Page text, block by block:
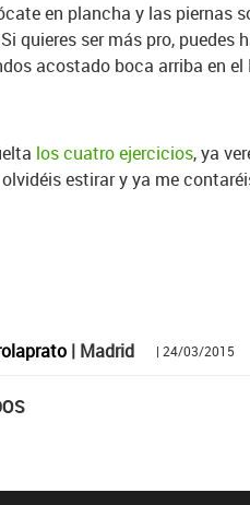
en plancha y las piernas
quieres ser más pro,
acostado boca arriba en
los cuatro ejercicios, ya
estirar y ya me
| Madrid | 24/03/2015